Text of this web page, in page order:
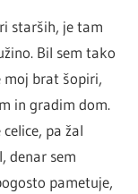
starših, je tam
Bil sem tako
moj brat šopiri,
in gradim dom.
pa žal
denar sem
pametuje,